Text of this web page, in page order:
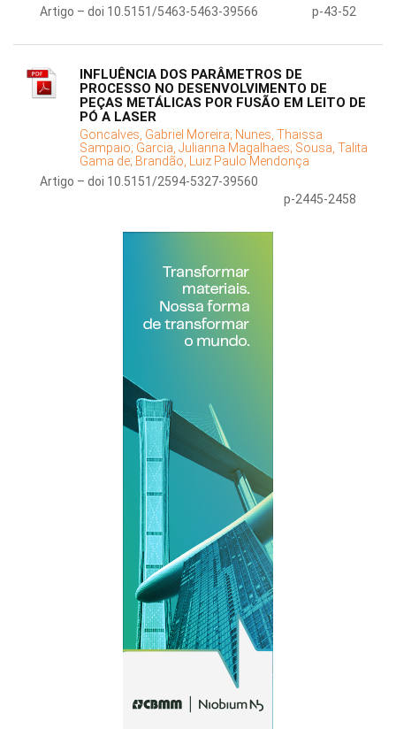
Artigo – doi 10.5151/5463-5463-39566
p-43-52
INFLUÊNCIA DOS PARÂMETROS DE
PROCESSO NO DESENVOLVIMENTO DE
PEÇAS METÁLICAS POR FUSÃO EM LEITO DE
PÓ A LASER
Goncalves, Gabriel Moreira; Nunes, Thaissa
Sampaio; Garcia, Julianna Magalhaes; Sousa, Talita
Gama de; Brandão, Luiz Paulo Mendonça
Artigo – doi 10.5151/2594-5327-39560
p-2445-2458